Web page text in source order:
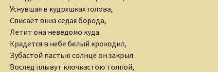
Уснувшая в кудряшках голова,
Свисает вниз седая борода,
Летит она неведомо куда.
Крадется в небе белый крокодил,
Зубастой пастью солнце он закрыл.
Вослед плывут клочкастою толпой,